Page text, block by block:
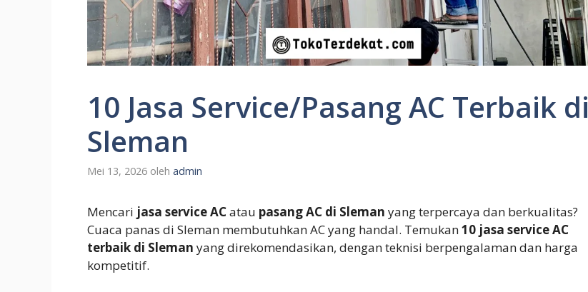
10 Jasa Service/Pasang AC Terbaik di
Sleman
Mei 13, 2026 oleh admin
Mencari jasa service ACatau pasang AC di Sleman yang terpercaya dan berkualitas?
Cuaca panas di Sleman membutuhkan AC yang handal. Temukan10 jasa service AC
terbaik di Sleman yang direkomendasikan, dengan teknisi berpengalaman dan harga
kompetitif.